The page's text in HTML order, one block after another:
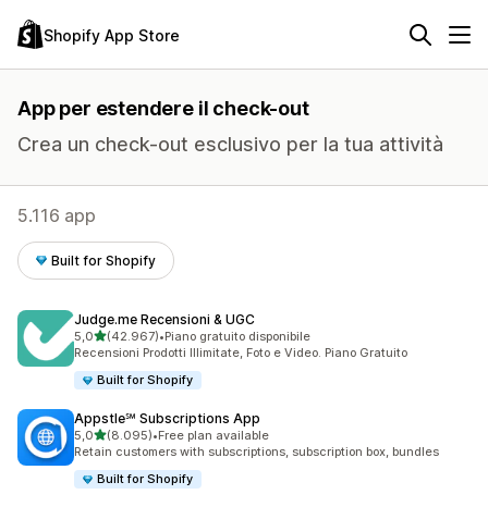
Shopify App Store
App per estendere il check-out
Crea un check-out esclusivo per la tua attività
5.116 app
Built for Shopify
Judge.me Recensioni & UGC
5,0stelle su 5
(42.967)
42967 recensioni totali
•Piano gratuito disponibile
Recensioni Prodotti Illimitate, Foto e Video. Piano Gratuito
Built for Shopify
Appstle℠ Subscriptions App
5,0stelle su 5
(8.095)
8095 recensioni totali
•Free plan available
Retain customers with subscriptions, subscription box, bundles
Built for Shopify